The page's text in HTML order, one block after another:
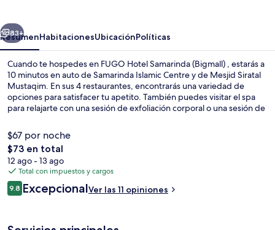
Siguiente
83+
ResumenHabitacionesUbicaciónPolíticas
Cuando te hospedes en FUGO Hotel Samarinda (Bigmall) , estarás a
10 minutos en auto de Samarinda Islamic Centre y de Mesjid Siratal
Mustaqim. En sus 4 restaurantes, encontrarás una variedad de
opciones para satisfacer tu apetito. También puedes visitar el spa
para relajarte con una sesión de exfoliación corporal o una sesión de
$67 por noche
El
precio
total
es
de
$73 en total
12 ago - 13 ago
Total con impuestos y cargos
Opiniones
9.89.8 de 10,
ExcepcionalVer las 11 opiniones